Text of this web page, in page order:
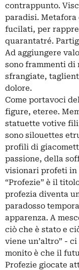
contrappunto.
paradisi.
fucilati, per
quarantatré.
Ad aggiungere
sono frammenti di
sfrangiate,
dolore.
Come portavoci
figure, eteree.
statuette votive
sono silouettes
profili di
passione, della
visionari profeti in
“Profezie” è il
profezia diventa
paradosso
apparenza. A
ciò che è stato e
viene un’altro” -
monito è che il
Profezie giocate